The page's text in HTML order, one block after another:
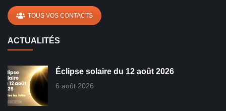
TOUS VOS CONTACTS
ACTUALITÉS
Éclipse solaire du 12 août 2026
6 août 2026